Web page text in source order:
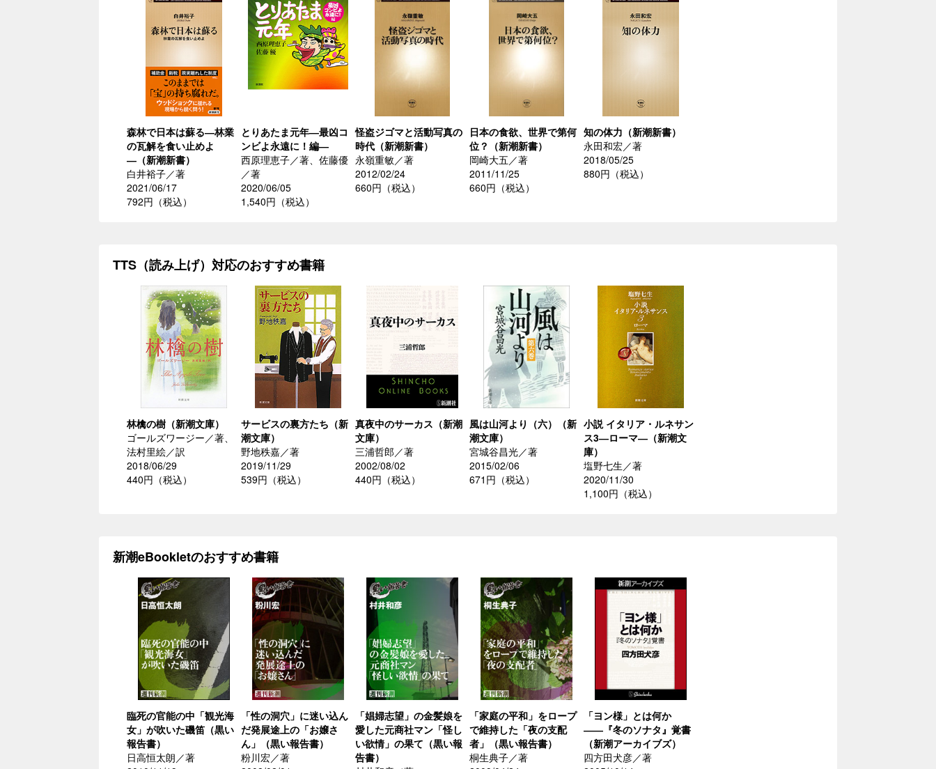
森林で日本は蘇る―林業
の瓦解を食い止めよ
―（新潮新書）
白井裕子／著
2021/06/17
792円（税込）
とりあたま元年―最凶コ
ンビよ永遠に！編―
西原理恵子／著、佐藤優
／著
2020/06/05
1,540円（税込）
怪盗ジゴマと活動写真の
時代（新潮新書）
永嶺重敏／著
2012/02/24
660円（税込）
日本の食欲、世界で第何
位？（新潮新書）
岡崎大五／著
2011/11/25
660円（税込）
知の体力（新潮新書）
永田和宏／著
2018/05/25
880円（税込）
TTS（読み上げ）対応のおすすめ書籍
林檎の樹（新潮文庫）
ゴールズワージー／著、
法村里絵／訳
2018/06/29
440円（税込）
サービスの裏方たち（新
潮文庫）
野地秩嘉／著
2019/11/29
539円（税込）
真夜中のサーカス（新潮
文庫）
三浦哲郎／著
2002/08/02
440円（税込）
風は山河より（六）（新
潮文庫）
宮城谷昌光／著
2015/02/06
671円（税込）
小説 イタリア・ルネサン
ス3―ローマ―（新潮文
庫）
塩野七生／著
2020/11/30
1,100円（税込）
新潮eBookletのおすすめ書籍
臨死の官能の中「観光海
女」が吹いた磯笛（黒い
報告書）
日高恒太朗／著
「性の洞穴」に迷い込ん
だ発展途上の「お嬢さ
ん」（黒い報告書）
粉川宏／著
「娼婦志望」の金髪娘を
愛した元商社マン「怪し
い欲情」の果て（黒い報
告書）
「家庭の平和」をロープ
で維持した「夜の支配
者」（黒い報告書）
桐生典子／著
「ヨン様」とは何か
――『冬のソナタ』覚書
（新潮アーカイブズ）
四方田犬彦／著